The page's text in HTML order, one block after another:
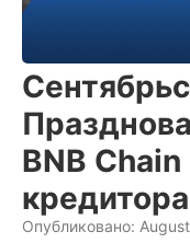
BNB
Опубликовано: